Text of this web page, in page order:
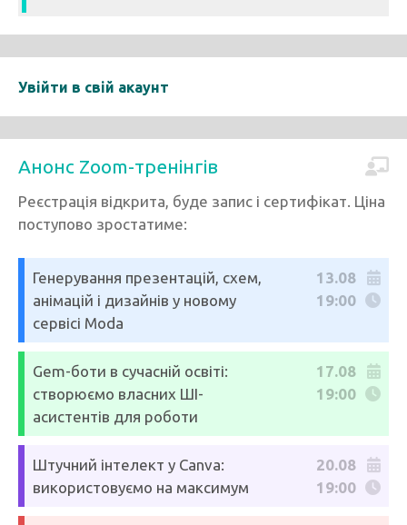
Увійти в свій акаунт
Анонс Zoom-тренінгів
Реєстрація відкрита, буде запис і сертифікат. Ціна
поступово зростатиме:
Генерування презентацій, схем,
анімацій і дизайнів у новому
сервісі Moda
13.08
19:00
Gem-боти в сучасній освіті:
створюємо власних ШІ-
асистентів для роботи
17.08
19:00
Штучний інтелект у Canva:
використовуємо на максимум
20.08
19:00